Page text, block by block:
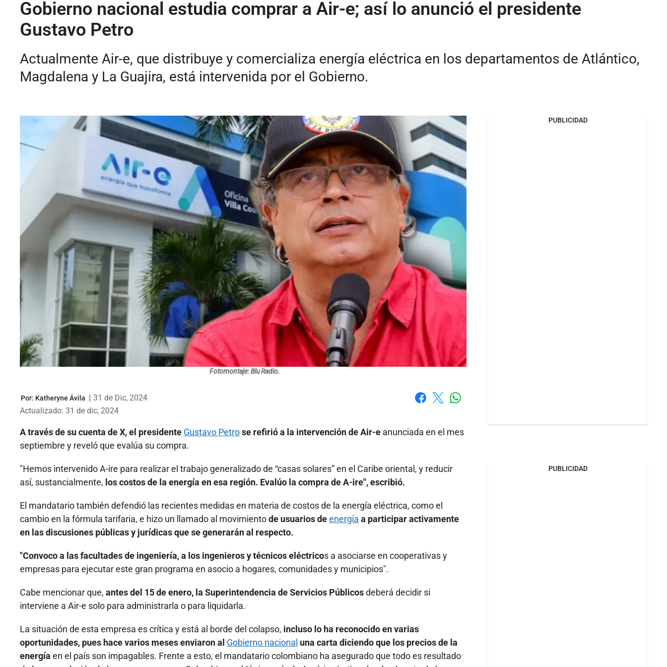
Gobierno nacional estudia comprar a Air-e; así lo anunció el presidente
Gustavo Petro
Actualmente Air-e, que distribuye y comercializa energía eléctrica en los departamentos de Atlántico,
Magdalena y La Guajira, está intervenida por el Gobierno.
Fotomontaje: Blu Radio.
Por: Katheryne Ávila | 31 de Dic, 2024
Actualizado: 31 de dic, 2024
A través de su cuenta de X, el presidente Gustavo Petrose refirió a la intervención de Air-e anunciada en el mes
septiembre y reveló que evalúa su compra.
"Hemos intervenido A-ire para realizar el trabajo generalizado de “casas solares” en el Caribe oriental, y reducir
así, sustancialmente, los costos de la energía en esa región. Evalúo la compra de A-ire", escribió.
El mandatario también defendió las recientes medidas en materia de costos de la energía eléctrica, como el
cambio en la fórmula tarifaria, e hizo un llamado al movimientode usuarios deenergía a participar activamente
en las discusiones públicas y jurídicas que se generarán al respecto.
"Convoco a las facultades de ingeniería, a los ingenieros y técnicos eléctricos a asociarse en cooperativas y
empresas para ejecutar este gran programa en asocio a hogares, comunidades y municipios".
Cabe mencionar que, antes del 15 de enero, la Superintendencia de Servicios Públicosdeberá decidir si
interviene a Air-e solo para administrarla o para liquidarla.
La situación de esta empresa es crítica y está al borde del colapso, incluso lo ha reconocido en varias
oportunidades, pues hace varios meses enviaron al Gobierno nacional una carta diciendo que los precios de la
energía en el país son impagables. Frente a esto, el mandatario colombiano ha asegurado que todo es resultado
PUBLICIDAD
PUBLICIDAD